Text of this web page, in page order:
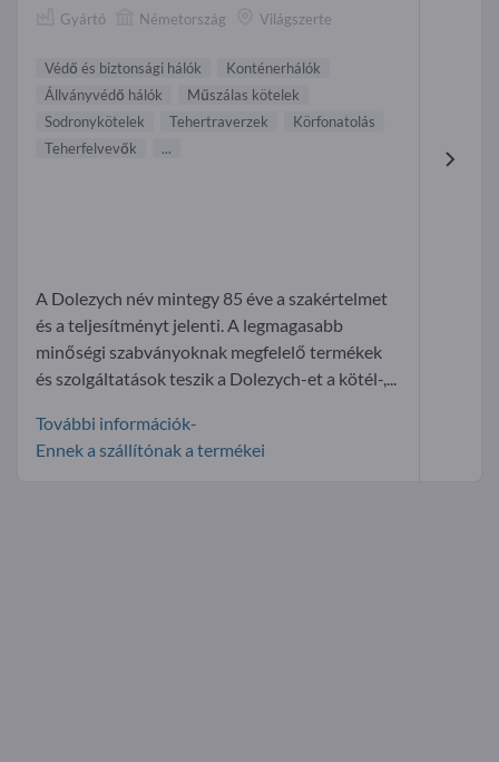
Gyártó Németország Világszerte
Védő és biztonsági hálók
Konténerhálók
Állványvédő hálók
Műszálas kötelek
Sodronykötelek
Tehertraverzek
Körfonatolás
Teherfelvevők
...
A Dolezych név mintegy 85 éve a szakértelmet
és a teljesítményt jelenti. A legmagasabb
minőségi szabványoknak megfelelő termékek
és szolgáltatások teszik a Dolezych-et a kötél-,...
További információk-
Ennek a szállítónak a termékei